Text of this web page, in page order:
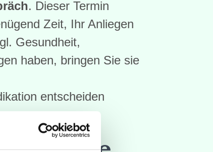
. Dieser Termin
Zeit, Ihr Anliegen
Gesundheit,
haben, bringen Sie sie
entscheiden